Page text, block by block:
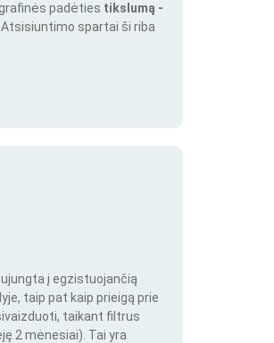
padėties tikslumą -
Atsisiuntimo spartai ši riba
į egzistuojančią
taip pat kaip prieigą prie
taikant filtrus
2 mėnesiai). Tai yra